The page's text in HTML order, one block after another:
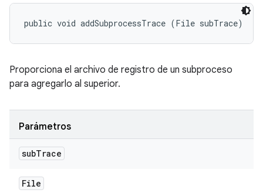
public void addSubprocessTrace (File subTrace)
Proporciona el archivo de registro de un subproceso
para agregarlo al superior.
Parámetros
subTrace
File